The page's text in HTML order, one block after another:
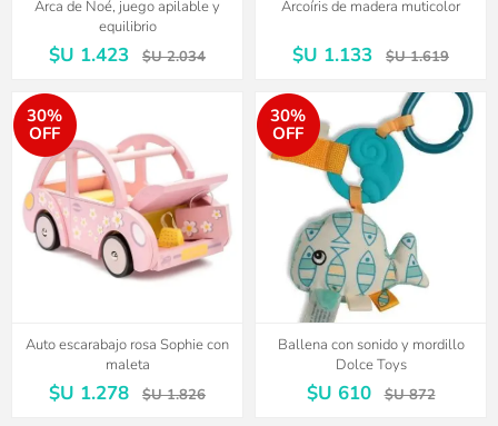
Arca de Noé, juego apilable y
equilibrio
$U 1.423 $U 2.034
Arcoíris de madera muticolor
$U 1.133 $U 1.619
30%
OFF
Auto escarabajo rosa Sophie con
maleta
$U 1.278 $U 1.826
30%
OFF
Ballena con sonido y mordillo
Dolce Toys
$U 610 $U 872